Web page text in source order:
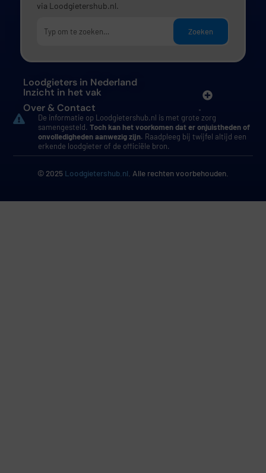
Over & Contact
Inzicht in het vak
Loodgieters in Nederland
via Loodgietershub.nl.
Zoeken
© 2025 Loodgietershub.nl . Alle rechten voorbehouden.
De informatie op Loodgietershub.nl is met grote zorg
samengesteld.Toch kan het voorkomen dat er onjuistheden of
onvolledigheden aanwezig zijn. Raadpleeg bij twijfel altijd een
erkende loodgieter of de officiële bron.